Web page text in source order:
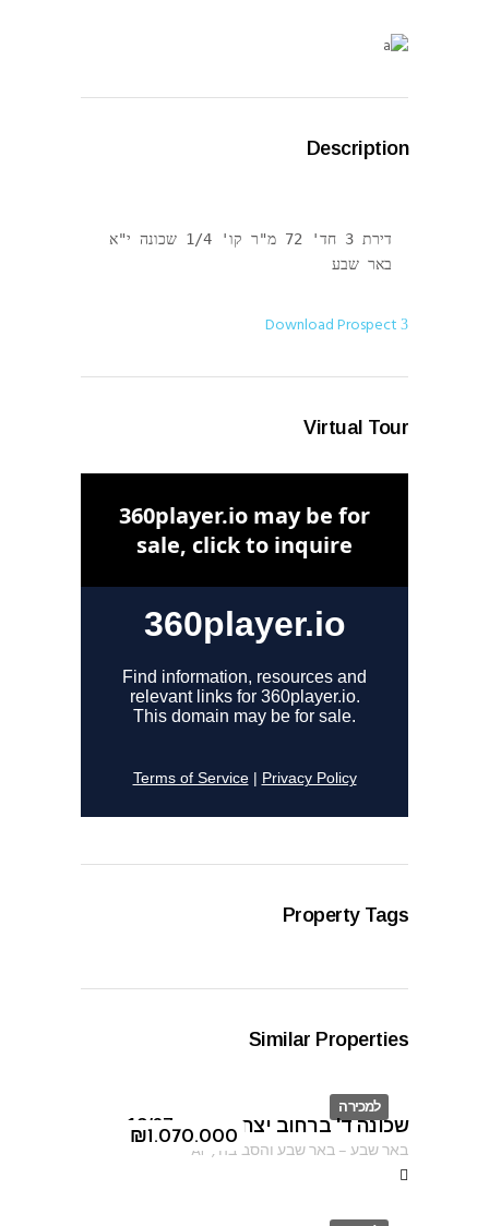
Description
באר שבע
Download Prospect
Virtual Tour
Property Tags
Similar Properties
למכירה
ID
₪1.070.000
שכונה ד' ברחוב יצחק אבינו 13/67
באר שבע–באר שבע והסביבה ,
AF